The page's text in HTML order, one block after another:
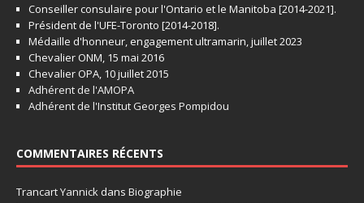
Conseiller consulaire pour l'Ontario et le Manitoba [2014-2021].
Président de l'UFE-Toronto [2014-2018].
Médaille d'honneur, engagement ultramarin, juillet 2023
Chevalier ONM, 15 mai 2016
Chevalier OPA, 10 juillet 2015
Adhérent de l'AMOPA
Adhérent de l'Institut Georges Pompidou
COMMENTAIRES RÉCENTS
Trancart Yannick dans Biographie